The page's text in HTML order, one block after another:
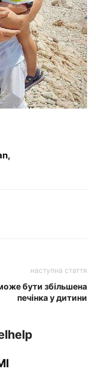
наступна стаття
бути збільшена
печінка у дитини